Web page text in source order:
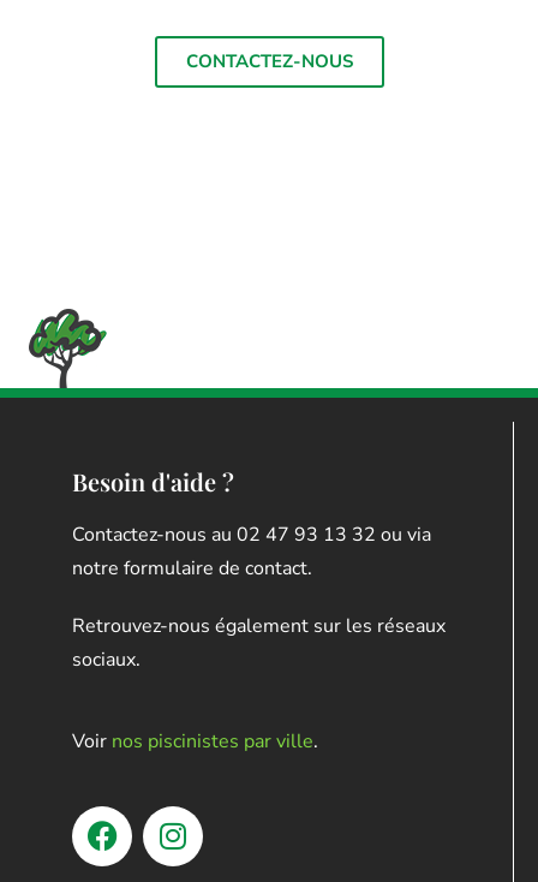
CONTACTEZ-NOUS
Besoin d'aide ?
Contactez-nous au 02 47 93 13 32 ou via
notre formulaire de contact.
Retrouvez-nous également sur les réseaux
sociaux.
Voir nos piscinistes par ville.